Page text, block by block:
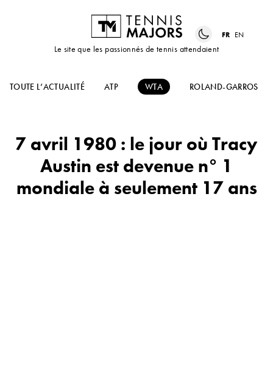
Le site que les passionnés de tennis attendaient
FR EN
TOUTE L’ACTUALITÉ ATP WTA ROLAND-GARROS
7 avril 1980 : le jour où Tracy
Austin est devenue n° 1
mondiale à seulement 17 ans